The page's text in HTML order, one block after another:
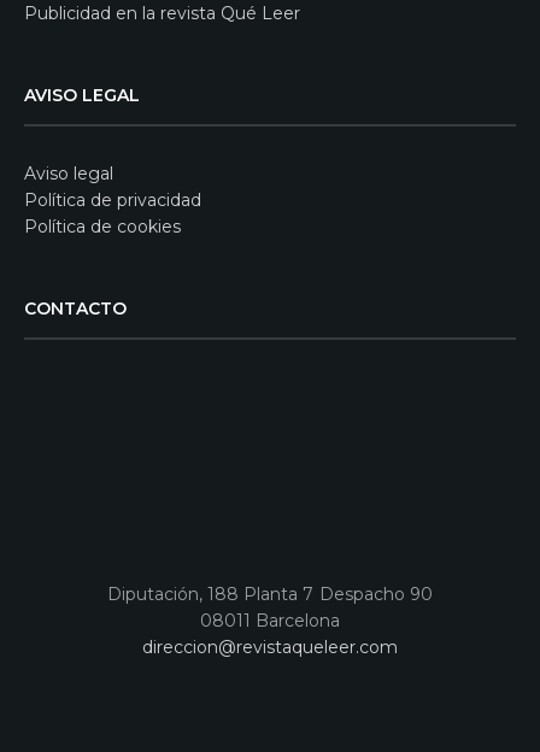
Publicidad en la revista Qué Leer
AVISO LEGAL
Aviso legal
Política de privacidad
Política de cookies
CONTACTO
Diputación, 188 Planta 7 Despacho 90
08011 Barcelona
direccion@revistaqueleer.com